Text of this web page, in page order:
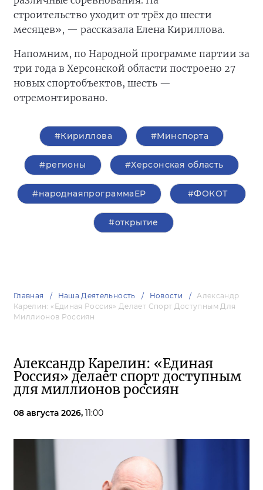
строительство уходит от трёх до шести
месяцев», — рассказала Елена Кириллова.
Напомним, по Народной программе партии за
три года в Херсонской области построено 27
новых спортобъектов, шесть —
отремонтировано.
#Кириллова #Минспорта
#регионы #Херсонская область
#народнаяпрограммаЕР #ФОКОТ
#открытие
Главная Наша Деятельность Новости
Александр
Карелин: «Единая Россия» Делает Спорт Доступным Для
Миллионов Россиян
Александр Карелин: «Единая
Россия» делает спорт доступным
для миллионов россиян
08 августа 2026, 11:00